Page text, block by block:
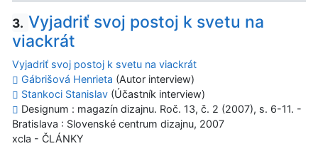
3. Vyjadriť svoj postoj k svetu na
viackrát
Vyjadriť svoj postoj k svetu na viackrát
Gábrišová Henrieta (Autor interview)
Stankoci Stanislav (Účastník interview)
Designum : magazín dizajnu. Roč. 13, č. 2 (2007), s. 6-11. -
Bratislava : Slovenské centrum dizajnu, 2007
xcla - ČLÁNKY